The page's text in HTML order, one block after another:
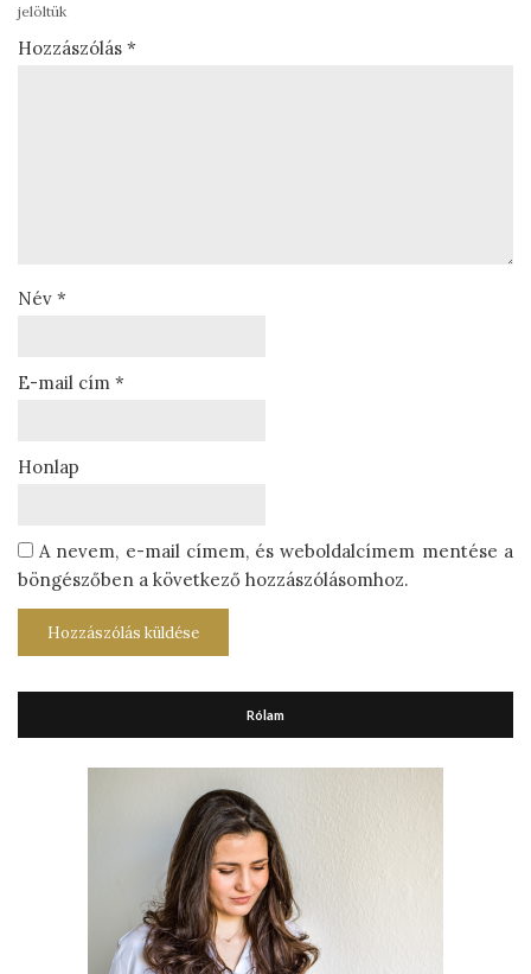
jelöltük
Hozzászólás *
Név *
E-mail cím *
Honlap
A nevem, e-mail címem, és weboldalcímem mentése a
böngészőben a következő hozzászólásomhoz.
Rólam